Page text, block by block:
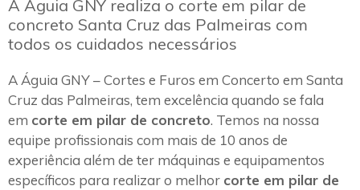
A Águia GNY realiza o corte em pilar de
concreto Santa Cruz das Palmeiras com
todos os cuidados necessários
A Águia GNY – Cortes e Furos em Concerto em Santa
Cruz das Palmeiras, tem excelência quando se fala
em corte em pilar de concreto. Temos na nossa
equipe profissionais com mais de 10 anos de
experiência além de ter máquinas e equipamentos
específicos para realizar o melhor corte em pilar de